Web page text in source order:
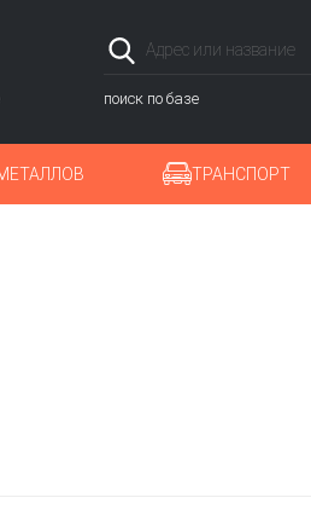
поиск по базе
ТРАНСПОРТ